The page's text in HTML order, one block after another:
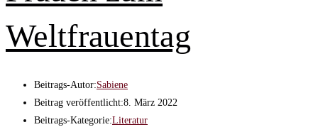
Weltfrauentag
Beitrags-Autor:Sabiene
Beitrag veröffentlicht:8. März 2022
Beitrags-Kategorie:Literatur